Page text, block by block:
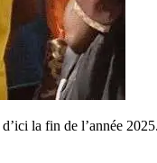
d’ici la fin de l’année